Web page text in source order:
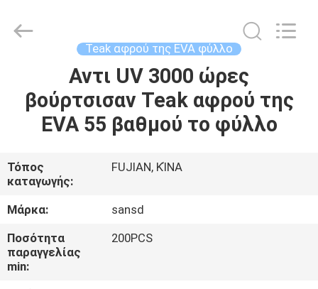
ΠΡΟΪΌΝΤΑ
ΒΊΝΤΕΟ
ΠΕΡΊΠΟΥ
ΕΜΕΊΣ
Rights
Teak αφρού της EVA φύλλο
Αντι UV 3000 ώρες
βούρτσισαν Teak αφρού της
EVA 55 βαθμού το φύλλο
Τόπος
καταγωγής:
FUJIAN, ΚΊΝΑ
Μάρκα:
sansd
Ποσότητα
παραγγελίας
min:
200PCS